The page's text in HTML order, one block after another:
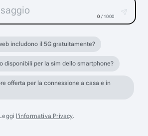
0 / 1000
includono il 5G gratuitamente?
disponibili per la sim dello smartphone?
offerta per la connessione a casa e in
l'informativa Privacy.